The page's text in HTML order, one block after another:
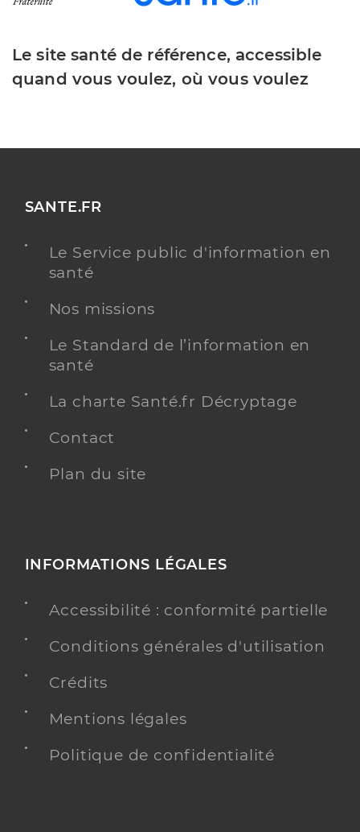
Le site santé de référence, accessible
quand vous voulez, où vous voulez
SANTE.FR
Le Service public d'information en
santé
Nos missions
Le Standard de l’information en
santé
La charte Santé.fr Décryptage
Contact
Plan du site
INFORMATIONS LÉGALES
Accessibilité : conformité partielle
Conditions générales d'utilisation
Crédits
Mentions légales
Politique de confidentialité